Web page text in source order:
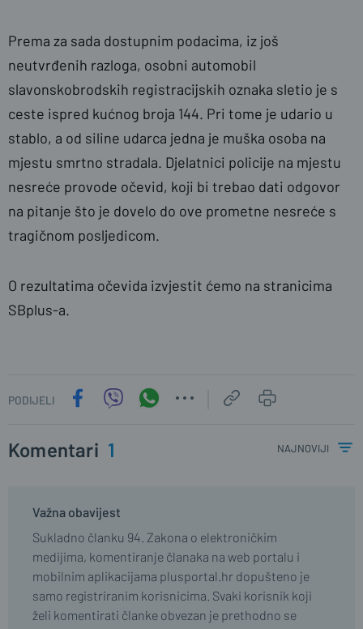
Prema za sada dostupnim podacima, iz još
neutvrđenih razloga, osobni automobil
slavonskobrodskih registracijskih oznaka sletio je s
ceste ispred kućnog broja 144. Pri tome je udario u
stablo, a od siline udarca jedna je muška osoba na
mjestu smrtno stradala. Djelatnici policije na mjestu
nesreće provode očevid, koji bi trebao dati odgovor
na pitanje što je dovelo do ove prometne nesreće s
tragičnom posljedicom.
O rezultatima očevida izvjestit ćemo na stranicima
SBplus-a.
PODIJELI
Komentari 1 najnoviji
Važna obavijest
Sukladno članku 94. Zakona o elektroničkim
medijima, komentiranje članaka na web portalu i
mobilnim aplikacijama plusportal.hr dopušteno je
samo registriranim korisnicima. Svaki korisnik koji
želi komentirati članke obvezan je prethodno se